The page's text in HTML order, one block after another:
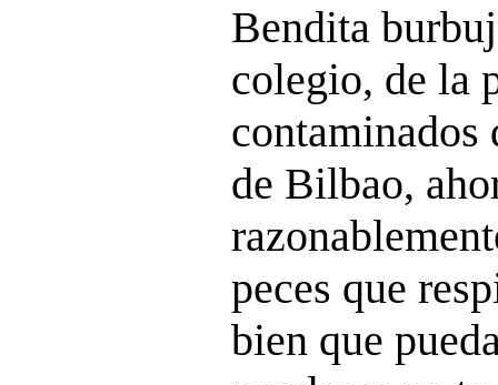
Bendita
colegio, de la
contaminados
de Bilbao,
peces que
bien que